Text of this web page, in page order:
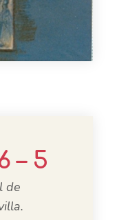
– 5
de